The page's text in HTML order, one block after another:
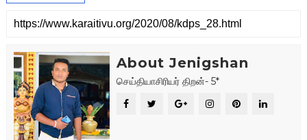
About Jenigshan
செய்தியாசிரியர் திறன்- 5*